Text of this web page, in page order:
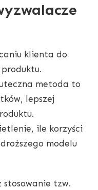
klienta do
metoda to
lepszej
ile korzyści
modelu
tzw.